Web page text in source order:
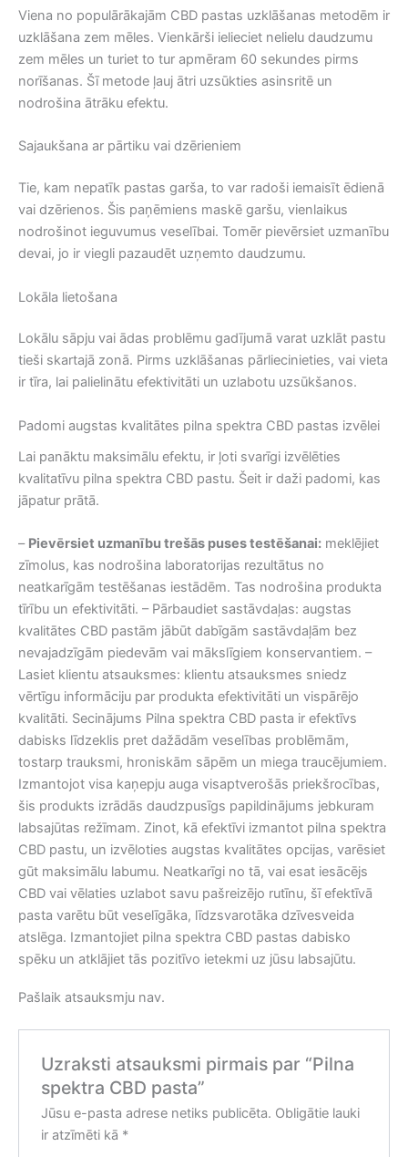
Viena no populārākajām CBD pastas uzklāšanas metodēm ir
uzklāšana zem mēles. Vienkārši ielieciet nelielu daudzumu
zem mēles un turiet to tur apmēram 60 sekundes pirms
norīšanas. Šī metode ļauj ātri uzsūkties asinsritē un
nodrošina ātrāku efektu.
Sajaukšana ar pārtiku vai dzērieniem
Tie, kam nepatīk pastas garša, to var radoši iemaisīt ēdienā
vai dzērienos. Šis paņēmiens maskē garšu, vienlaikus
nodrošinot ieguvumus veselībai. Tomēr pievērsiet uzmanību
devai, jo ir viegli pazaudēt uzņemto daudzumu.
Lokāla lietošana
Lokālu sāpju vai ādas problēmu gadījumā varat uzklāt pastu
tieši skartajā zonā. Pirms uzklāšanas pārliecinieties, vai vieta
ir tīra, lai palielinātu efektivitāti un uzlabotu uzsūkšanos.
Padomi augstas kvalitātes pilna spektra CBD pastas izvēlei
Lai panāktu maksimālu efektu, ir ļoti svarīgi izvēlēties
kvalitatīvu pilna spektra CBD pastu. Šeit ir daži padomi, kas
jāpatur prātā.
– Pievērsiet uzmanību trešās puses testēšanai: meklējiet
zīmolus, kas nodrošina laboratorijas rezultātus no
neatkarīgām testēšanas iestādēm. Tas nodrošina produkta
tīrību un efektivitāti. – Pārbaudiet sastāvdaļas: augstas
kvalitātes CBD pastām jābūt dabīgām sastāvdaļām bez
nevajadzīgām piedevām vai mākslīgiem konservantiem. –
Lasiet klientu atsauksmes: klientu atsauksmes sniedz
vērtīgu informāciju par produkta efektivitāti un vispārējo
kvalitāti. Secinājums Pilna spektra CBD pasta ir efektīvs
dabisks līdzeklis pret dažādām veselības problēmām,
tostarp trauksmi, hroniskām sāpēm un miega traucējumiem.
Izmantojot visa kaņepju auga visaptverošās priekšrocības,
šis produkts izrādās daudzpusīgs papildinājums jebkuram
labsajūtas režīmam. Zinot, kā efektīvi izmantot pilna spektra
CBD pastu, un izvēloties augstas kvalitātes opcijas, varēsiet
gūt maksimālu labumu. Neatkarīgi no tā, vai esat iesācējs
CBD vai vēlaties uzlabot savu pašreizējo rutīnu, šī efektīvā
pasta varētu būt veselīgāka, līdzsvarotāka dzīvesveida
atslēga. Izmantojiet pilna spektra CBD pastas dabisko
spēku un atklājiet tās pozitīvo ietekmi uz jūsu labsajūtu.
Pašlaik atsauksmju nav.
Uzraksti atsauksmi pirmais par “Pilna
spektra CBD pasta”
Jūsu e-pasta adrese netiks publicēta. Obligātie lauki
ir atzīmēti kā *